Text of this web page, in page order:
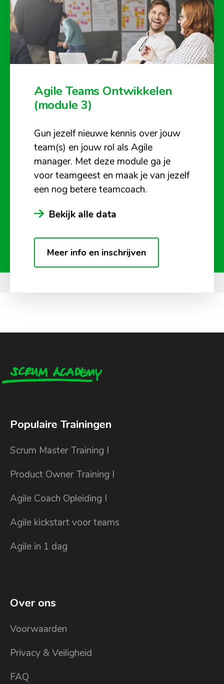
Agile Teams Ontwikkelen
(module 3)
Gun jezelf nieuwe kennis over jouw
team(s) en jouw rol als Agile
manager. Met deze module ga je
voor teamgeest en maak je van jezelf
een nog betere teamcoach.
Bekijk alle data
Meer info en inschrijven
Populaire Trainingen
Scrum Master Training I
Product Owner Training I
Agile Coach Opleiding I
Agile kickstart voor teams
Agile in 1 dag
Over ons
Voorwaarden
Privacy & Veiligheid
FAQ